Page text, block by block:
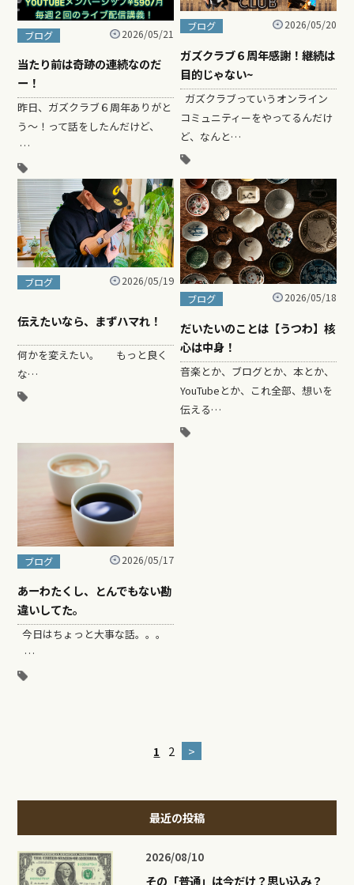
ブログ 2026/05/21
当たり前は奇跡の連続なのだ
ー！
昨日、ガズクラブ６周年ありがと
う～！って話をしたんだけど、
…
ブログ 2026/05/20
ガズクラブ６周年感謝！継続は
目的じゃない~
ガズクラブっていうオンライン
コミュニティーをやってるんだけ
ど、なんと…
ブログ 2026/05/19
伝えたいなら、まずハマれ！
何かを変えたい。 もっと良く
な…
ブログ 2026/05/18
だいたいのことは【うつわ】核
心は中身！
音楽とか、ブログとか、本とか、
YouTubeとか、これ全部、想いを
伝える…
ブログ 2026/05/17
あーわたくし、とんでもない勘
違いしてた。
今日はちょっと大事な話。。。
…
1 2 >
最近の投稿
2026/08/10
その「普通」は今だけ？思い込み？